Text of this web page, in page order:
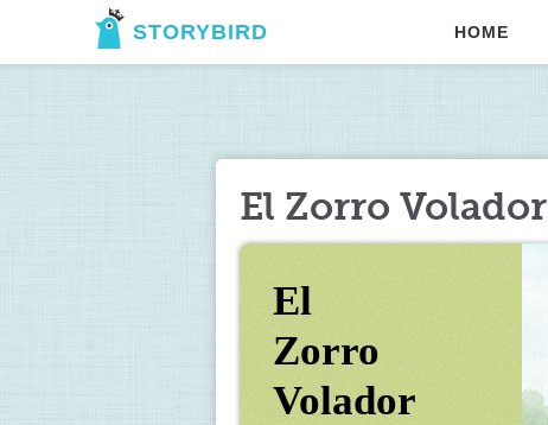
STORYBIRD HOME
El Zorro Volador
El
Zorro
Volador